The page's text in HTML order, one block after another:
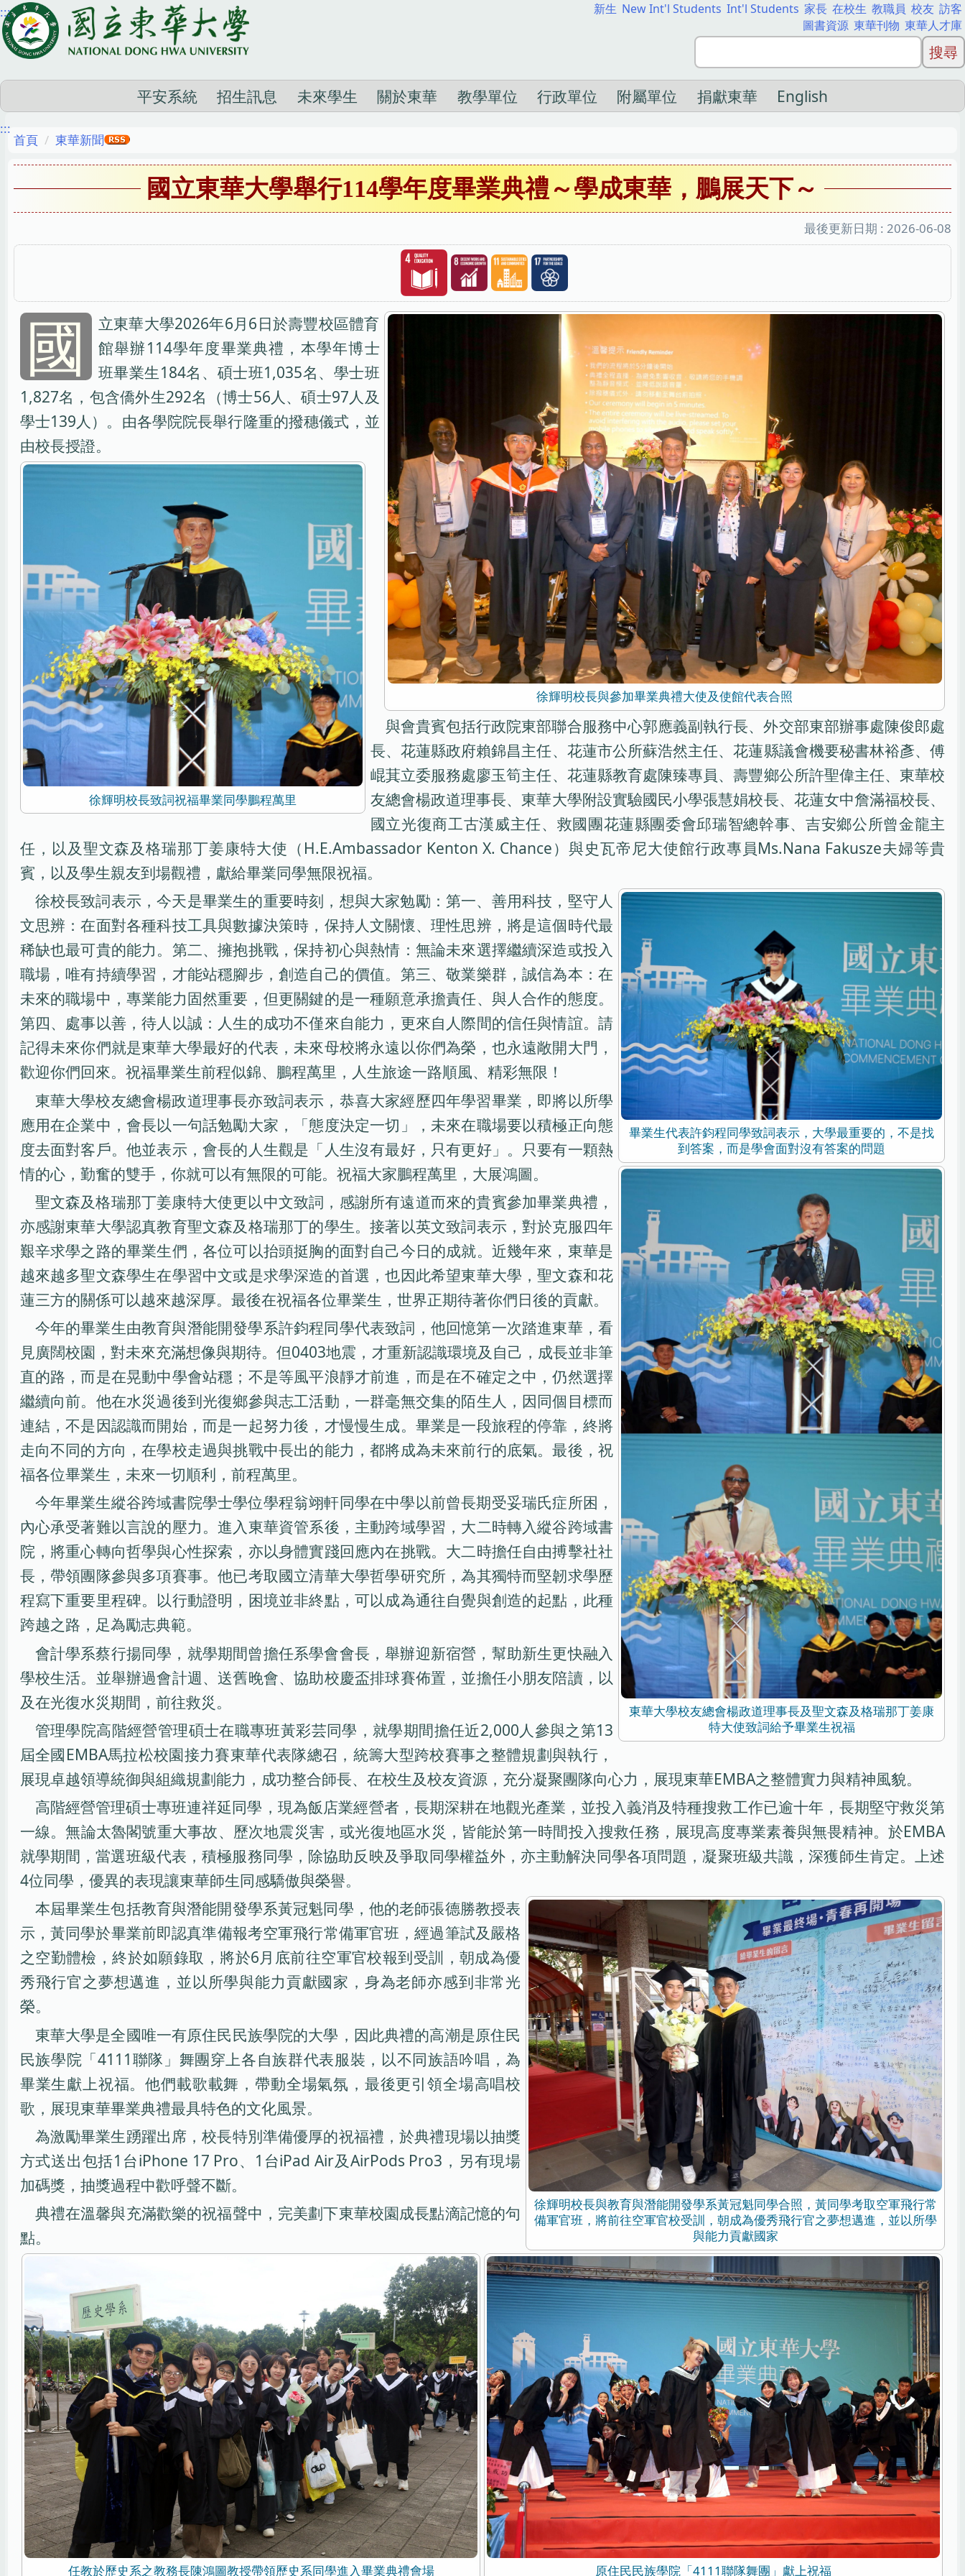
跳
到
主
容
區
::: 新生 New Int'l Students Int'l Students 家長 在校生 教職員 校友 訪客
圖書資源 東華刊物 東華人才庫
平安系統 招生訊息 未來學生 關於東華 教學單位 行政單位 附屬單位 捐獻東華 English
:::
首頁 東華新聞
國立東華大學舉行114學年度畢業典禮～學成東華，鵬展天下～
最後更新日期 : 2026-06-08
徐輝明校長與參加畢業典禮大使及使館代表合照
國
立東華大學2026年6月6日於壽豐校區體育
館舉辦114學年度畢業典禮，本學年博士
班畢業生184名、碩士班1,035名、學士班
1,827名，包含僑外生292名（博士56人、碩士97人及
學士139人）。由各學院院長舉行隆重的撥穗儀式，並
由校長授證。
徐輝明校長致詞祝福畢業同學鵬程萬里
與會貴賓包括行政院東部聯合服務中心郭應義副執行長、外交部東部辦事處陳俊郎處
長、花蓮縣政府賴錦昌主任、花蓮市公所蘇浩然主任、花蓮縣議會機要秘書林裕彥、傅
崐萁立委服務處廖玉筍主任、花蓮縣教育處陳臻專員、壽豐鄉公所許聖偉主任、東華校
友總會楊政道理事長、東華大學附設實驗國民小學張慧娟校長、花蓮女中詹滿福校長、
國立光復商工古漢威主任、救國團花蓮縣團委會邱瑞智總幹事、吉安鄉公所曾金龍主
任，以及聖文森及格瑞那丁姜康特大使（H.E.Ambassador Kenton X. Chance）與史瓦帝尼大使館行政專員Ms.Nana Fakusze夫婦等貴
賓，以及學生親友到場觀禮，獻給畢業同學無限祝福。
畢業生代表許鈞程同學致詞表示，大學最重要的，不是找
到答案，而是學會面對沒有答案的問題
徐校長致詞表示，今天是畢業生的重要時刻，想與大家勉勵：第一、善用科技，堅守人
文思辨：在面對各種科技工具與數據決策時，保持人文關懷、理性思辨，將是這個時代最
稀缺也最可貴的能力。第二、擁抱挑戰，保持初心與熱情：無論未來選擇繼續深造或投入
職場，唯有持續學習，才能站穩腳步，創造自己的價值。第三、敬業樂群，誠信為本：在
未來的職場中，專業能力固然重要，但更關鍵的是一種願意承擔責任、與人合作的態度。
第四、處事以善，待人以誠：人生的成功不僅來自能力，更來自人際間的信任與情誼。請
記得未來你們就是東華大學最好的代表，未來母校將永遠以你們為榮，也永遠敞開大門，
歡迎你們回來。祝福畢業生前程似錦、鵬程萬里，人生旅途一路順風、精彩無限！
東華大學校友總會楊政道理事長及聖文森及格瑞那丁姜康
特大使致詞給予畢業生祝福
東華大學校友總會楊政道理事長亦致詞表示，恭喜大家經歷四年學習畢業，即將以所學
應用在企業中，會長以一句話勉勵大家，「態度決定一切」，未來在職場要以積極正向態
度去面對客戶。他並表示，會長的人生觀是「人生沒有最好，只有更好」。只要有一顆熱
情的心，勤奮的雙手，你就可以有無限的可能。祝福大家鵬程萬里，大展鴻圖。
聖文森及格瑞那丁姜康特大使更以中文致詞，感謝所有遠道而來的貴賓參加畢業典禮，
亦感謝東華大學認真教育聖文森及格瑞那丁的學生。接著以英文致詞表示，對於克服四年
艱辛求學之路的畢業生們，各位可以抬頭挺胸的面對自己今日的成就。近幾年來，東華是
越來越多聖文森學生在學習中文或是求學深造的首選，也因此希望東華大學，聖文森和花
蓮三方的關係可以越來越深厚。最後在祝福各位畢業生，世界正期待著你們日後的貢獻。
今年的畢業生由教育與潛能開發學系許鈞程同學代表致詞，他回憶第一次踏進東華，看
見廣闊校園，對未來充滿想像與期待。但0403地震，才重新認識環境及自己，成長並非筆
直的路，而是在晃動中學會站穩；不是等風平浪靜才前進，而是在不確定之中，仍然選擇
繼續向前。他在水災過後到光復鄉參與志工活動，一群毫無交集的陌生人，因同個目標而
連結，不是因認識而開始，而是一起努力後，才慢慢生成。畢業是一段旅程的停靠，終將
走向不同的方向，在學校走過與挑戰中長出的能力，都將成為未來前行的底氣。最後，祝
福各位畢業生，未來一切順利，前程萬里。
今年畢業生縱谷跨域書院學士學位學程翁翊軒同學在中學以前曾長期受妥瑞氏症所困，
內心承受著難以言說的壓力。進入東華資管系後，主動跨域學習，大二時轉入縱谷跨域書
院，將重心轉向哲學與心性探索，亦以身體實踐回應內在挑戰。大二時擔任自由搏擊社社
長，帶領團隊參與多項賽事。他已考取國立清華大學哲學研究所，為其獨特而堅韌求學歷
程寫下重要里程碑。以行動證明，困境並非終點，可以成為通往自覺與創造的起點，此種
跨越之路，足為勵志典範。
會計學系蔡行揚同學，就學期間曾擔任系學會會長，舉辦迎新宿營，幫助新生更快融入
學校生活。並舉辦過會計週、送舊晚會、協助校慶盃排球賽佈置，並擔任小朋友陪讀，以
及在光復水災期間，前往救災。
管理學院高階經營管理碩士在職專班黃彩芸同學，就學期間擔任近2,000人參與之第13
屆全國EMBA馬拉松校園接力賽東華代表隊總召，統籌大型跨校賽事之整體規劃與執行，
展現卓越領導統御與組織規劃能力，成功整合師長、在校生及校友資源，充分凝聚團隊向心力，展現東華EMBA之整體實力與精神風貌。
高階經營管理碩士專班連祥延同學，現為飯店業經營者，長期深耕在地觀光產業，並投入義消及特種搜救工作已逾十年，長期堅守救災第
一線。無論太魯閣號重大事故、歷次地震災害，或光復地區水災，皆能於第一時間投入搜救任務，展現高度專業素養與無畏精神。於EMBA
就學期間，當選班級代表，積極服務同學，除協助反映及爭取同學權益外，亦主動解決同學各項問題，凝聚班級共識，深獲師生肯定。上述
4位同學，優異的表現讓東華師生同感驕傲與榮譽。
徐輝明校長與教育與潛能開發學系黃冠魁同學合照，黃同學考取空軍飛行常
備軍官班，將前往空軍官校受訓，朝成為優秀飛行官之夢想邁進，並以所學
與能力貢獻國家
本屆畢業生包括教育與潛能開發學系黃冠魁同學，他的老師張德勝教授表
示，黃同學於畢業前即認真準備報考空軍飛行常備軍官班，經過筆試及嚴格
之空勤體檢，終於如願錄取，將於6月底前往空軍官校報到受訓，朝成為優
秀飛行官之夢想邁進，並以所學與能力貢獻國家，身為老師亦感到非常光
榮。
東華大學是全國唯一有原住民民族學院的大學，因此典禮的高潮是原住民
民族學院「4111聯隊」舞團穿上各自族群代表服裝，以不同族語吟唱，為
畢業生獻上祝福。他們載歌載舞，帶動全場氣氛，最後更引領全場高唱校
歌，展現東華畢業典禮最具特色的文化風景。
為激勵畢業生踴躍出席，校長特別準備優厚的祝福禮，於典禮現場以抽獎
方式送出包括1台iPhone 17 Pro、1台iPad Air及AirPods Pro3，另有現場
加碼獎，抽獎過程中歡呼聲不斷。
典禮在溫馨與充滿歡樂的祝福聲中，完美劃下東華校園成長點滴記憶的句
點。
任教於歷史系之教務長陳鴻圖教授帶領歷史系同學進入畢業典禮會場 原住民民族學院「4111聯隊舞團」獻上祝福